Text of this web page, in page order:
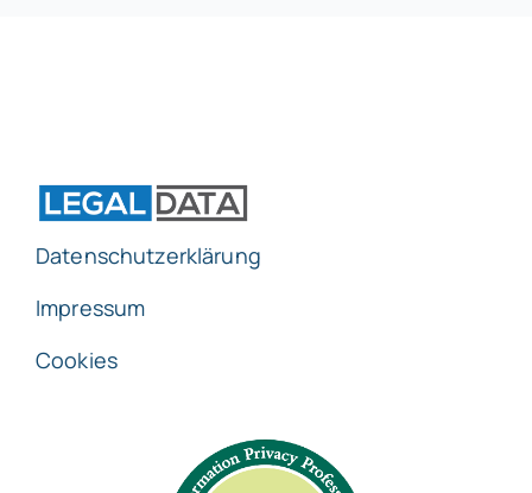
Datenschutzerklärung
Impressum
Cookies